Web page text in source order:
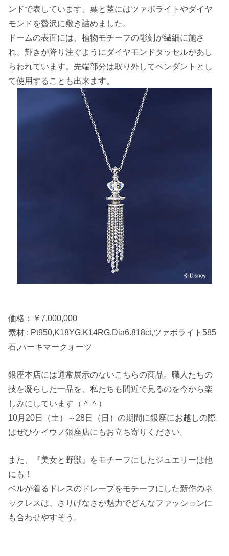
ンドで表しています。葉と茎にはツァボライトやダイヤ
モンドを贅沢に敷き詰めました。
ドームの表面には、植物モチーフの彫刻が繊細に施さ
れ、輝きが降り注ぐようにダイヤモンドタッセルがあし
らわれています。先端部分は取り外してペンダントとし
て使用することも出来ます。
価格：￥7,000,000
素材 : Pt950,K18YG,K14RG,Dia6.818ct,ツァボライト585
石,ハーキマークォーツ
銀座本店には通常展示のないこちらの商品。職人たちの
技を凝らした一品を、私たちも間近で見るのを今から楽
しみにしています（＾＾）
10月20日（土）～28日（日）の期間に銀座にお越しの際
はぜひケイウノ銀座店にもお立ち寄りください。
また、『美女と野獣』をモチーフにしたジュエリーは他
にも！
ベルが着るドレスのドレープをモチーフにした新作のネ
ックレスは、さりげなさが魅力でどんなファッションに
も合わせやすそう。